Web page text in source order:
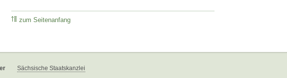
zum Seitenanfang
Sächsische Staatskanzlei